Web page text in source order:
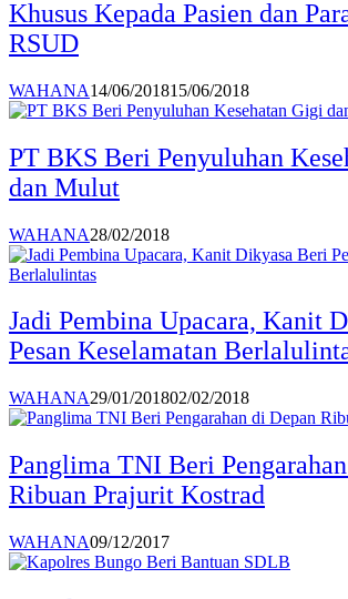
Khusus Kepada Pasien dan
RSUD
WAHANA14/06/201815/06/2018
PT BKS Beri Penyuluhan
dan Mulut
WAHANA28/02/2018
Jadi Pembina Upacara, Kanit
Pesan Keselamatan
WAHANA29/01/201802/02/2018
Panglima TNI Beri
Ribuan Prajurit Kostrad
WAHANA09/12/2017